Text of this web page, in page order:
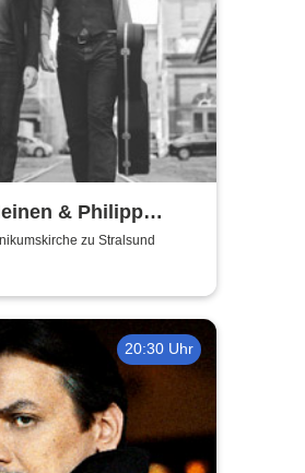
& Philipp
| Konzert in
Strasund
zu Stralsund
20:30 Uhr